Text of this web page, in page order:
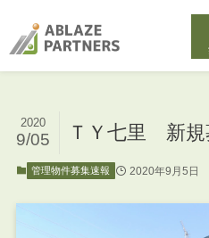
ＴＹ七里 新規
2020
9/05
管理物件募集速報 2020年9月5日